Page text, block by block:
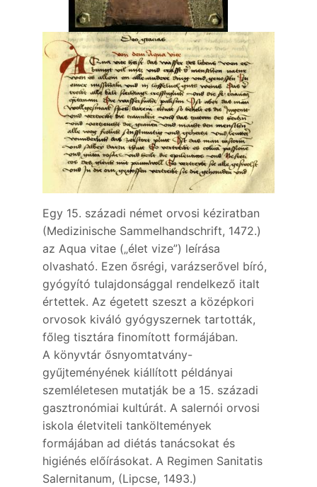
Egy 15. századi német orvosi kéziratban
(Medizinische Sammelhandschrift, 1472.)
az Aqua vitae („élet vize”) leírása
olvasható. Ezen ősrégi, varázserővel bíró,
gyógyító tulajdonsággal rendelkező italt
értettek. Az égetett szeszt a középkori
orvosok kiváló gyógyszernek tartották,
főleg tisztára finomított formájában.
A könyvtár ősnyomtatvány-
gyűjteményének kiállított példányai
szemléletesen mutatják be a 15. századi
gasztronómiai kultúrát. A salernói orvosi
iskola életviteli tanköltemények
formájában ad diétás tanácsokat és
higiénés előírásokat. A Regimen Sanitatis
Salernitanum, (Lipcse, 1493.)